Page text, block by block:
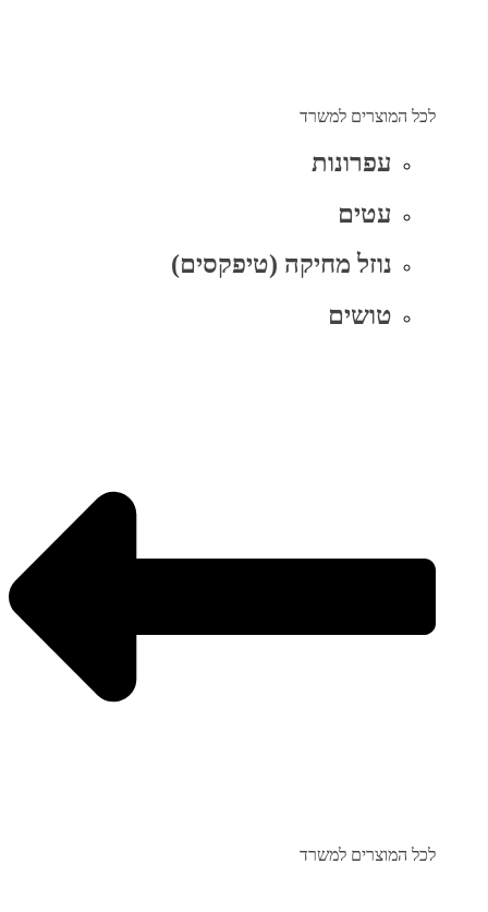
לכל המוצרים למשרד
עפרונות
עטים
נוזל מחיקה (טיפקסים)
טושים
לכל המוצרים למשרד